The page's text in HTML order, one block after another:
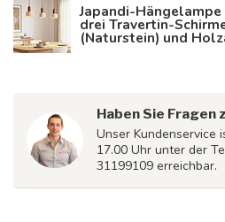
Japandi-
drei Travertin-
(Naturstein) und
Haben Sie Fragen
Unser Kundenservice
17.00 Uhr unter der
31199109 erreichbar.